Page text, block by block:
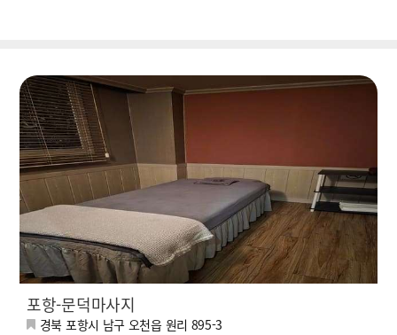
포항-문덕마사지
경북 포항시 남구 오천읍 원리 895-3